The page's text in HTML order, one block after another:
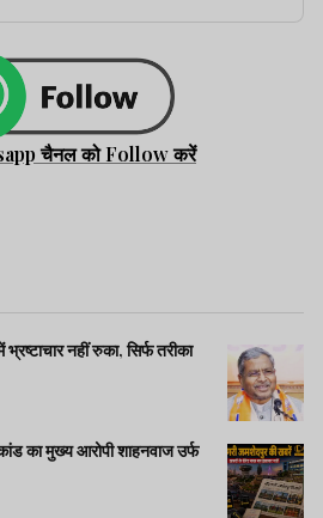
चैनल को Follow करें
का मुख्य आरोपी शाहनवाज उर्फ